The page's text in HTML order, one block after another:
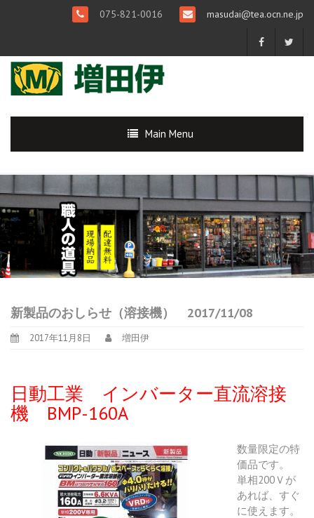
075-821-0016 masudai@tea.ocn.ne.jp
Main Menu
新製品のおしらせ（溶接機） 2017/11/08
2017年11月8日 増田伊
日動工業 インバーター直流溶接
機 BMP-160A
数量限定の特
価品です。
単相200Ｖが
あれば、すぐ
に使えます。